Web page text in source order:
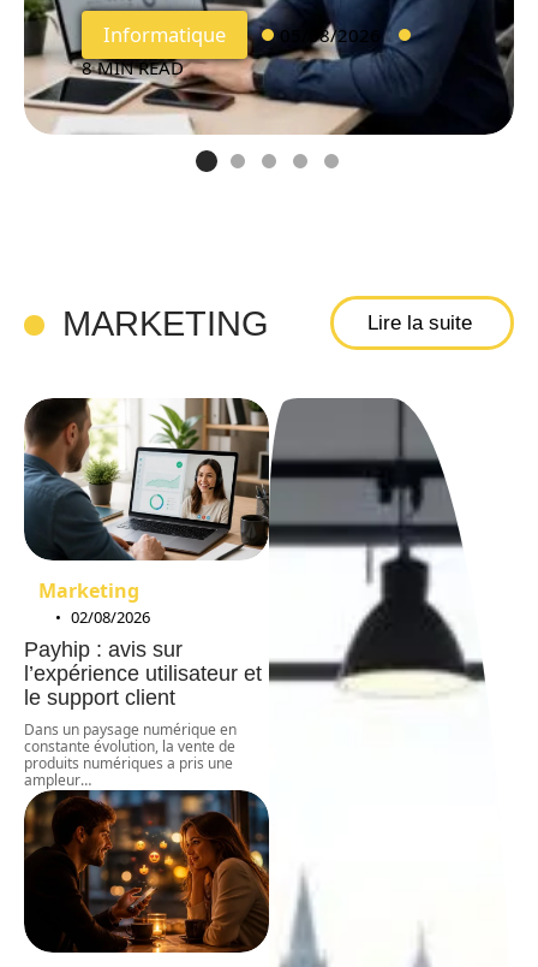
Informatique
05/08/2026
8 MIN READ
MARKETING Lire la suite
Marketing
02/08/2026
Payhip : avis sur
l’expérience utilisateur et
le support client
Dans un paysage numérique en
constante évolution, la vente de
produits numériques a pris une
ampleur…